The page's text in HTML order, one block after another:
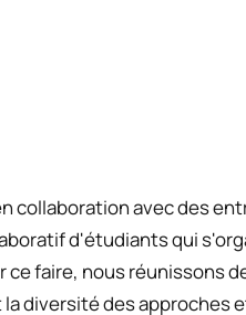
collaboration avec des
d'étudiants qui
ce faire, nous réunissons
diversité des approches